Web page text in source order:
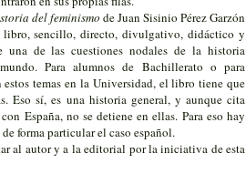
del feminismo de Juan Sisinio Pérez Garzón
libro, sencillo, directo, divulgativo, didáctico y
una de las cuestiones nodales de la historia
Para alumnos de Bachillerato o para
estos temas en la Universidad, el libro tiene que
Eso sí, es una historia general, y aunque cita
España, no se detiene en ellas. Para eso hay
forma particular el caso español.
al autor y a la editorial por la iniciativa de esta